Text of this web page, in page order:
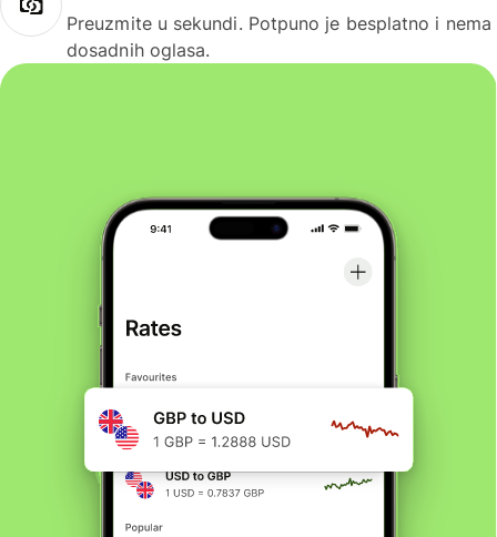
Preuzmite u sekundi. Potpuno je besplatno i nema
dosadnih oglasa.